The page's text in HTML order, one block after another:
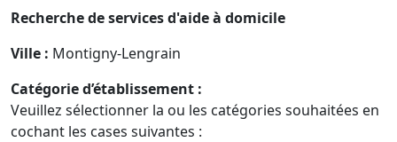
Recherche de services d'aide à domicile
Ville : Montigny-Lengrain
Catégorie d’établissement :
Veuillez sélectionner la ou les catégories souhaitées en
cochant les cases suivantes :